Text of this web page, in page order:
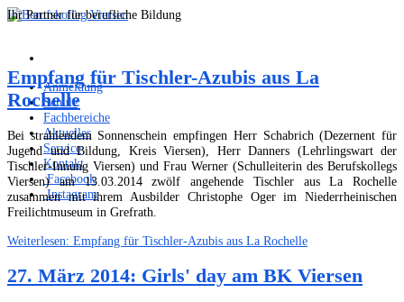
Ihr Partner für berufliche Bildung
Anmeldung
Schule
Fachbereiche
Aktuelles
Service
Kontakt
Facebook
Instagram
Empfang für Tischler-Azubis aus La
Rochelle
Bei strahlendem Sonnenschein empfingen Herr Schabrich (Dezernent für
Jugend und Bildung, Kreis Viersen), Herr Danners (Lehrlingswart der
Tischler-Innung Viersen) und Frau Werner (Schulleiterin des Berufskollegs
Viersen) am 13.03.2014 zwölf angehende Tischler aus La Rochelle
zusammen mit ihrem Ausbilder Christophe Oger im Niederrheinischen
Freilichtmuseum in Grefrath.
Weiterlesen: Empfang für Tischler-Azubis aus La Rochelle
27. März 2014: Girls' day am BK Viersen